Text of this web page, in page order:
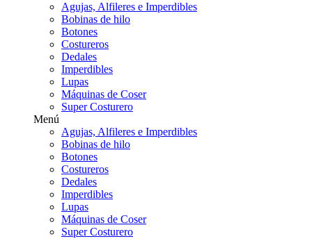
Agujas, Alfileres e Imperdibles
Bobinas de hilo
Botones
Costureros
Dedales
Imperdibles
Lupas
Máquinas de Coser
Super Costurero
Menú
Agujas, Alfileres e Imperdibles
Bobinas de hilo
Botones
Costureros
Dedales
Imperdibles
Lupas
Máquinas de Coser
Super Costurero